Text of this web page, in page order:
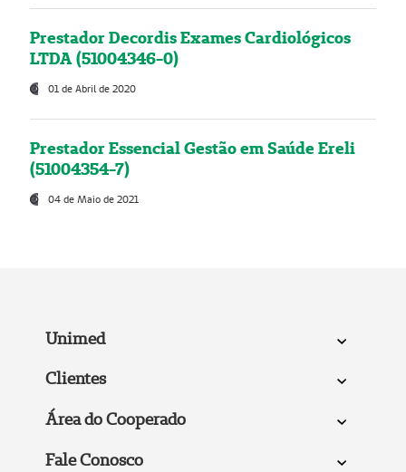
Prestador Decordis Exames Cardiológicos
LTDA (51004346-0)
01 de Abril de 2020
Prestador Essencial Gestão em Saúde Ereli
(51004354-7)
04 de Maio de 2021
Unimed
Clientes
Área do Cooperado
Fale Conosco